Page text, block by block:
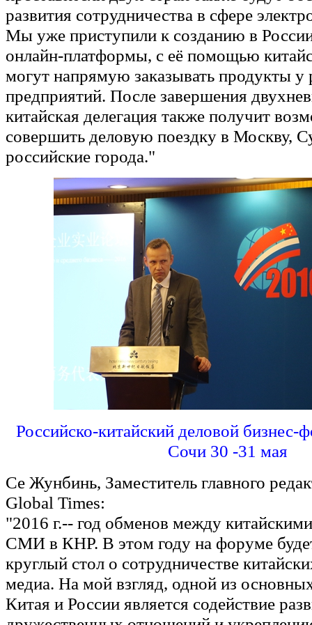
развития сотрудничества в сфере
Мы уже приступили к созданию в
онлайн-платформы, с её помощью
могут напрямую заказывать продукты у
предприятий. После завершения
китайская делегация также получит
совершить деловую поездку в Москву,
российские города."
Российско-китайский деловой бизнес-
Сочи 30 -31 мая
Се Жунбинь, Заместитель главного
Global Times:
"2016 г.-- год обменов между
СМИ в КНР. В этом году на форуме
круглый стол о сотрудничестве
медиа. На мой взгляд, одной из
Китая и России является содействие